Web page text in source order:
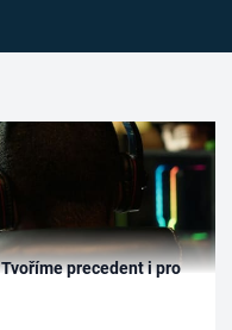
precedent i pro